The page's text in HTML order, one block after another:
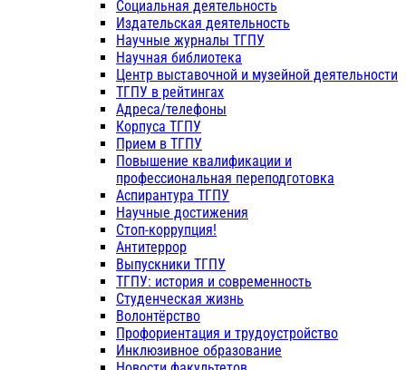
Социальная деятельность
Издательская деятельность
Научные журналы ТГПУ
Научная библиотека
Центр выставочной и музейной деятельности
ТГПУ в рейтингах
Адреса/телефоны
Корпуса ТГПУ
Прием в ТГПУ
Повышение квалификации и
профессиональная переподготовка
Аспирантура ТГПУ
Научные достижения
Стоп-коррупция!
Антитеррор
Выпускники ТГПУ
ТГПУ: история и современность
Студенческая жизнь
Волонтёрство
Профориентация и трудоустройство
Инклюзивное образование